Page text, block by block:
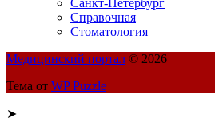
Справочная
Стоматология
Медицинский портал © 2026
Тема от WP Puzzle
➤